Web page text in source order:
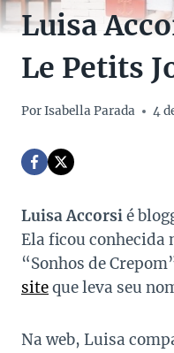
Luisa
Le Petits
PorIsabella Parada 4
Luisa Accorsié
Ela ficou conhecida
“Sonhos de
siteque leva seu
Na web, Luisa